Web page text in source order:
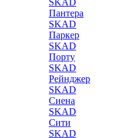
SKAD
Пантера
SKAD
Паркер
SKAD
Порту
SKAD
Рейнджер
SKAD
Сиена
SKAD
Сити
SKAD